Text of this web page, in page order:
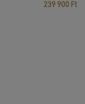
239 900 Ft